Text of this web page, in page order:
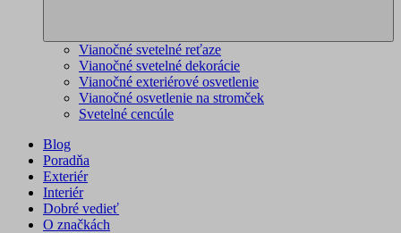
Vianočné svetelné reťaze
Vianočné svetelné dekorácie
Vianočné exteriérové osvetlenie
Vianočné osvetlenie na stromček
Svetelné cencúle
Blog
Poradňa
Exteriér
Interiér
Dobré vedieť
O značkách